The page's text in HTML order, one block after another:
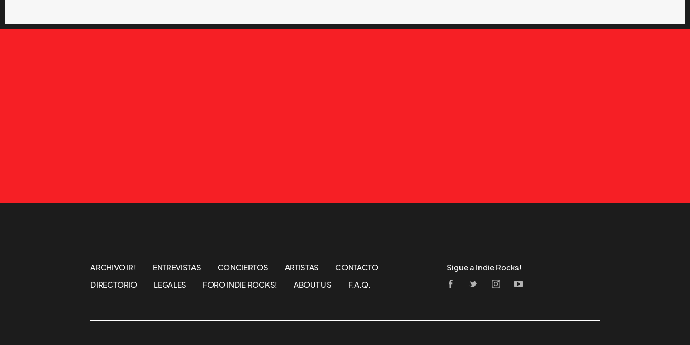
ARCHIVO IR! ENTREVISTAS CONCIERTOS ARTISTAS
CONTACTO
DIRECTORIO
LEGALES FORO INDIE ROCKS! ABOUT US F.A.Q.
Sigue a Indie Rocks!